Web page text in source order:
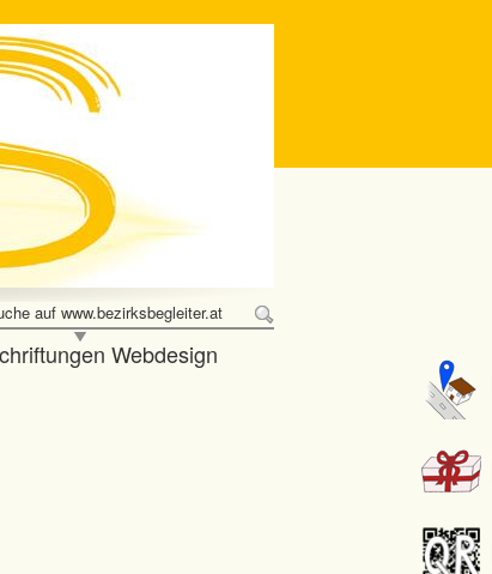
auf www.bezirksbegleiter.at
Webdesign